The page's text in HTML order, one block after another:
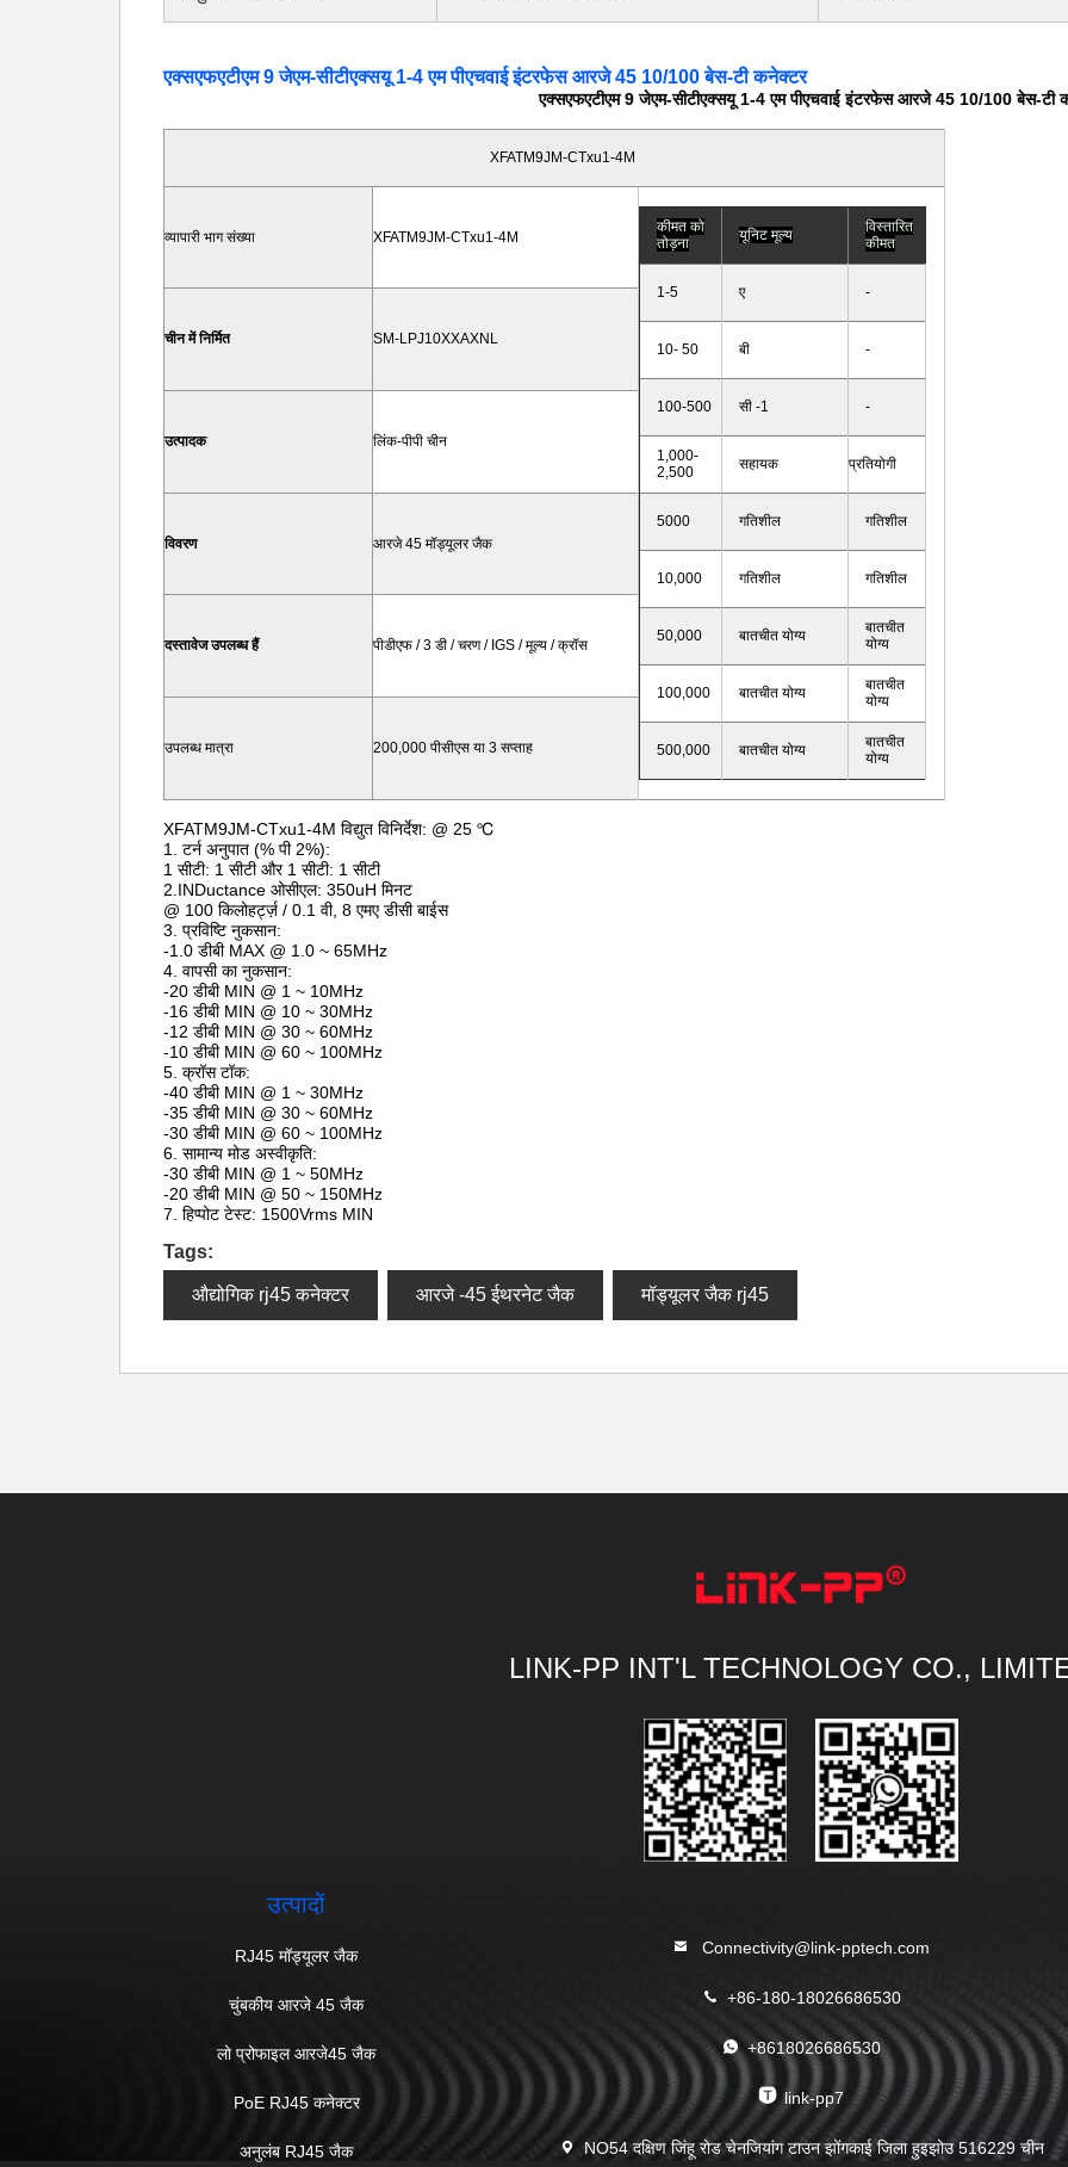
एक्सएफएटीएम 9 जेएम-सीटीएक्सयू 1-4 एम पीएचवाई इंटरफेस आरजे 45 10/100 बेस-टी कनेक्टर
एक्सएफएटीएम 9 जेएम-सीटीएक्सयू 1-4 एम पीएचवाई इंटरफेस आरजे 45 10/100 बेस-टी
XFATM9JM-CTxu1-4M
व्यापारी भाग संख्या XFATM9JM-CTxu1-4M
कीमत को
तोड़ना
यूनिट मूल्य
विस्तारित
कीमत
1-5 ए -
10- 50 बी -
100-500 सी -1 -
1,000-
2,500
सहायक प्रतियोगी
5000 गतिशील गतिशील
10,000 गतिशील गतिशील
50,000 बातचीत योग्य
बातचीत
योग्य
100,000 बातचीत योग्य
बातचीत
योग्य
500,000 बातचीत योग्य
बातचीत
योग्य
चीन में निर्मित SM-LPJ10XXAXNL
उत्पादक लिंक-पीपी चीन
विवरण आरजे 45 मॉड्यूलर जैक
दस्तावेज उपलब्ध हैं पीडीएफ / 3 डी / चरण / IGS / मूल्य / क्रॉस
उपलब्ध मात्रा 200,000 पीसीएस या 3 सप्ताह
XFATM9JM-CTxu1-4M विद्युत विनिर्देश: @ 25 ℃
1. टर्न अनुपात (% पी 2%):
1 सीटी: 1 सीटी और 1 सीटी: 1 सीटी
2.INDuctance ओसीएल: 350uH मिनट
@ 100 किलोहर्ट्ज़ / 0.1 वी, 8 एमए डीसी बाईस
3. प्रविष्टि नुकसान:
-1.0 डीबी MAX @ 1.0 ~ 65MHz
4. वापसी का नुकसान:
-20 डीबी MIN @ 1 ~ 10MHz
-16 डीबी MIN @ 10 ~ 30MHz
-12 डीबी MIN @ 30 ~ 60MHz
-10 डीबी MIN @ 60 ~ 100MHz
5. क्रॉस टॉक:
-40 डीबी MIN @ 1 ~ 30MHz
-35 डीबी MIN @ 30 ~ 60MHz
-30 डीबी MIN @ 60 ~ 100MHz
6. सामान्य मोड अस्वीकृति:
-30 डीबी MIN @ 1 ~ 50MHz
-20 डीबी MIN @ 50 ~ 150MHz
7. हिप्पोट टेस्ट: 1500Vrms MIN
Tags:
औद्योगिक rj45 कनेक्टर आरजे -45 ईथरनेट जैक मॉड्यूलर जैक rj45
LINK-PP INT'L TECHNOLOGY CO.,
उत्पादों
RJ45 मॉड्यूलर जैक
चुंबकीय आरजे 45 जैक
लो प्रोफाइल आरजे45 जैक
PoE RJ45 कनेक्टर
अनुलंब RJ45 जैक
Connectivity@link-pptech.com
+86-180-18026686530
+8618026686530
link-pp7
NO54 दक्षिण जिंहू रोड चेनजियांग टाउन झोंगकाई जिला हुइझोउ 516229 चीन